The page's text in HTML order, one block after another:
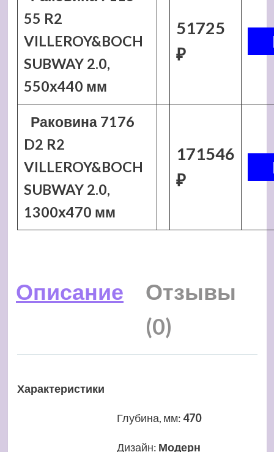
55 R2
VILLEROY&BOCH
SUBWAY 2.0,
550х440 мм
51725
₽
Раковина 7176
D2 R2
VILLEROY&BOCH
SUBWAY 2.0,
1300х470 мм
171546
₽
Описание
Отзывы
(0)
Характеристики
Глубина, мм:470
Дизайн: Модерн